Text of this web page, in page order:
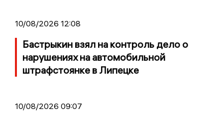
10/08/2026 12:08
Бастрыкин взял на контроль дело о
нарушениях на автомобильной
штрафстоянке в Липецке
10/08/2026 09:07